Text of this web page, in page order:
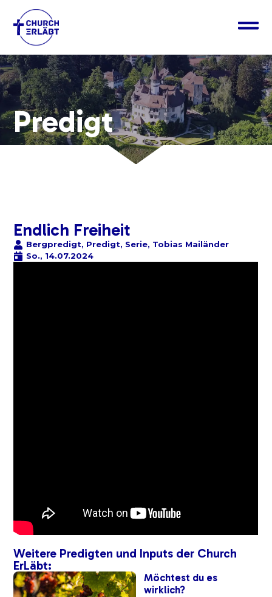
Predigt
Endlich Freiheit
Bergpredigt, Predigt, Serie, Tobias Mailänder
So., 14.07.2024
Weitere Predigten und Inputs der Church
ErLäbt:
Möchtest du es
wirklich?